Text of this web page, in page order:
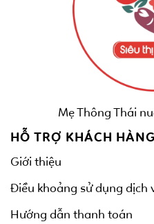
Mẹ Thông Thái
HỖ TRỢ KHÁCH HÀNG
Giới thiệu
Điều khoảng sử dụng dịch
Hướng dẫn thanh toán